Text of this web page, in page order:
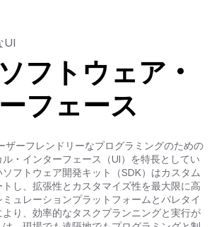
UI
フトウェア・
フェース
ザーフレンドリーなプログラミングのための
・インターフェース（UI）を特長としてい
フトウェア開発キット（SDK）はカスタム
し、拡張性とカスタマイズ性を最大限に高
ュレーションプラットフォームとパレタイ
り、効率的なタスクプランニングと実行が